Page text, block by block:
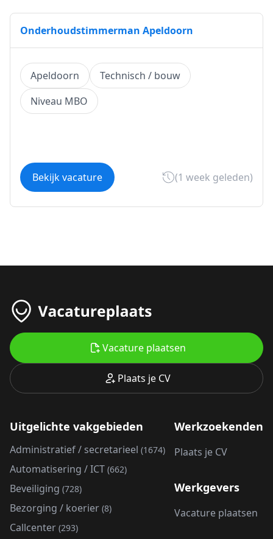
Onderhoudstimmerman Apeldoorn
Apeldoorn
Technisch / bouw
Niveau MBO
Bekijk vacature (1 week geleden)
Plaats je CV
Vacature plaatsen
Uitgelichte vakgebieden
Administratief / secretarieel (1674)
Automatisering / ICT (662)
Beveiliging (728)
Bezorging / koerier (8)
Callcenter (293)
Werkzoekenden
Plaats je CV
Werkgevers
Vacature plaatsen